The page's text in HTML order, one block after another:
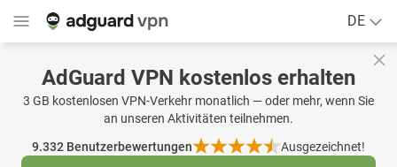
DE
AdGuard VPN kostenlos erhalten
3 GB kostenlosen VPN-Verkehr monatlich — oder mehr, wenn Sie
an unseren Aktivitäten teilnehmen.
9.332 Benutzerbewertungen Ausgezeichnet!